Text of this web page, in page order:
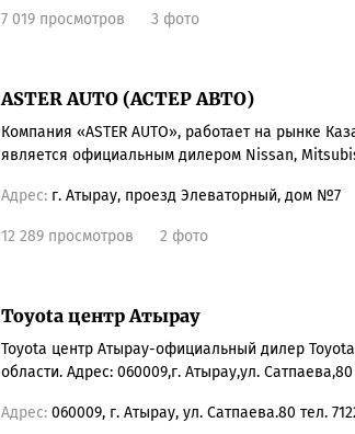
7 019 просмотров 3 фото
ASTER AUTO (АСТЕР АВТО)
Компания «ASTER AUTO», работает на рынке
является официальным дилером Nissan,
Адрес: г. Атырау, проезд Элеваторный, дом №7
12 289 просмотров 2 фото
Toyota центр Атырау
Toyota центр Атырау-официальный дилер
области. Адрес: 060009,г. Атырау,ул.
Адрес: 060009, г. Атырау, ул. Сатпаева.80 тел.